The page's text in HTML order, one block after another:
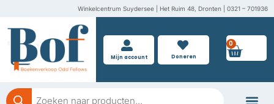
inhoud
Winkelcentrum Suydersee | Het Ruim 48, Dronten | 0321 – 701936
Mijn account Doneren
0
Producten
zoeken